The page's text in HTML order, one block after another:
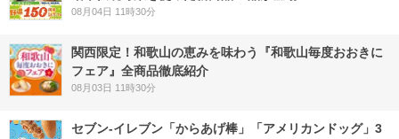
08月04日 11時30分
関西限定！和歌山の恵みを味わう『和歌山毎度おおきに
フェア』全商品徹底紹介
08月03日 11時30分
セブン‐イレブン「からあげ棒」「アメリカンドッグ」3